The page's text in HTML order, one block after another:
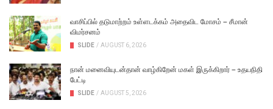
வாசிப்பில் தடுமாற்றம் உள்ளடக்கம் அதைவிட மோசம் – சீமான்
விமர்சனம்
SLIDE / AUGUST 6, 2026
நான் மனைவியுடன்தான் வாழ்கிறேன் மகள் இருக்கிறார் – உதயநிதி
பேட்டி
SLIDE / AUGUST 5, 2026